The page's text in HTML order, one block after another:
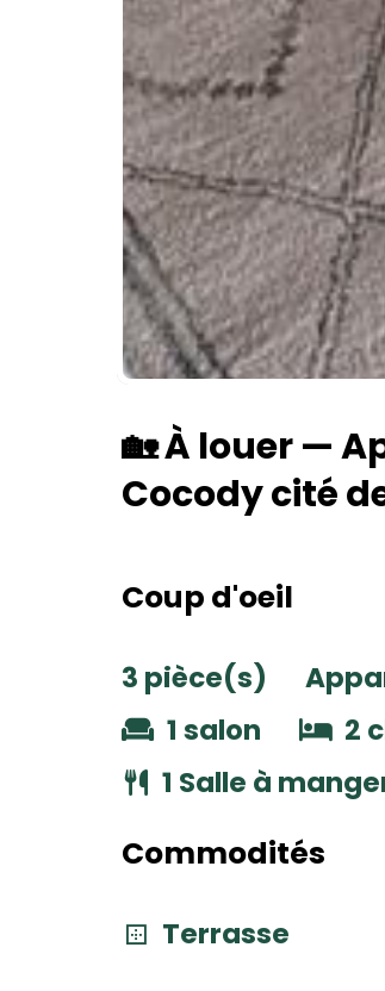
🏡 À louer —
Cocody cité
Coup d'oeil
3 pièce(s)
1 salon
2
1 Salle à
Commodités
Terrasse